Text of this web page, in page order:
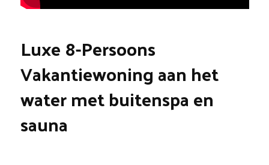
Luxe 8-Persoons
Vakantiewoning aan het
water met buitenspa en
sauna